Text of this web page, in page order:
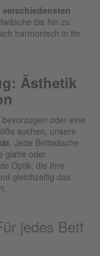
verschiedensten
bis hin zu
harmonisch in Ihr
Ästhetik
oder eine
suchen, unsere
. Jede Bettwäsche-
glatte oder
Optik, die Ihre
gleichzeitig das
jedes Bett